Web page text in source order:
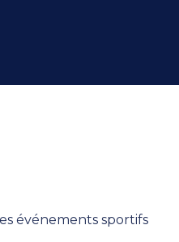
événements sportifs